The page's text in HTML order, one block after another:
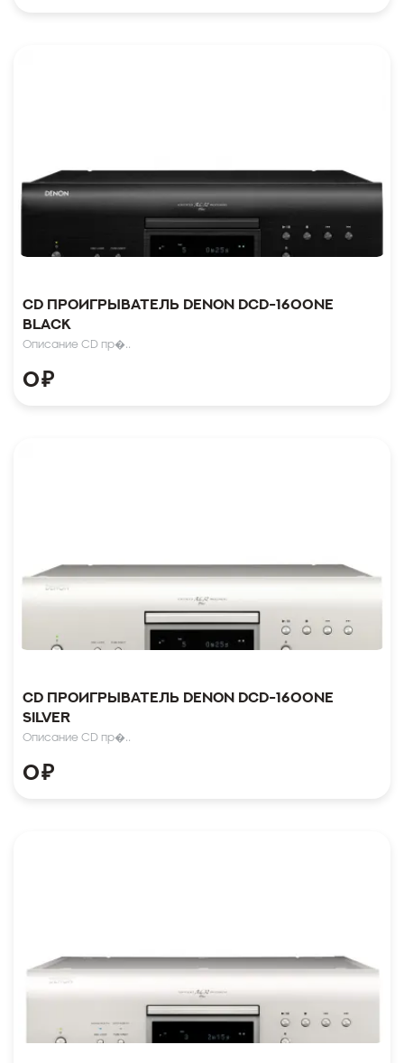
CD проигрыватель Denon DCD-1600NE
Black
Описание CD пр�..
0₽
CD проигрыватель Denon DCD-1600NE
Silver
Описание CD пр�..
0₽